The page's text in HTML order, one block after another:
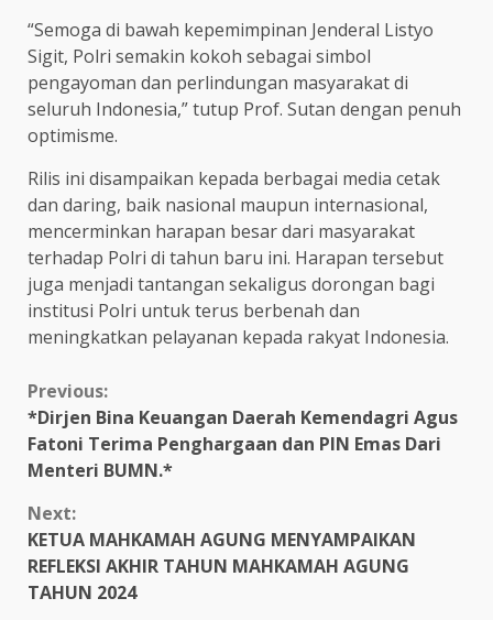
“Semoga di bawah kepemimpinan Jenderal Listyo
Sigit, Polri semakin kokoh sebagai simbol
pengayoman dan perlindungan masyarakat di
seluruh Indonesia,” tutup Prof. Sutan dengan penuh
optimisme.
Rilis ini disampaikan kepada berbagai media cetak
dan daring, baik nasional maupun internasional,
mencerminkan harapan besar dari masyarakat
terhadap Polri di tahun baru ini. Harapan tersebut
juga menjadi tantangan sekaligus dorongan bagi
institusi Polri untuk terus berbenah dan
meningkatkan pelayanan kepada rakyat Indonesia.
Continue
Reading
Previous:
*Dirjen Bina Keuangan Daerah Kemendagri Agus
Fatoni Terima Penghargaan dan PIN Emas Dari
Menteri BUMN.*
Next:
KETUA MAHKAMAH AGUNG MENYAMPAIKAN
REFLEKSI AKHIR TAHUN MAHKAMAH AGUNG
TAHUN 2024